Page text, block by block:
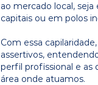
ao mercado local,
capitais ou em polos
Com essa
assertivos,
perfil profissional e as
área onde atuamos.